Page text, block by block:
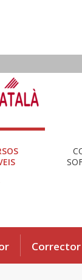
Corrector